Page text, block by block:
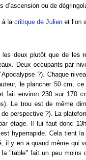
ou de
à lacritique de Julien et l’on
les deux plutôt que de
Deux occupants par
?). Chaque
le plancher 50 cm,
fait environ 230 sur 170
Le trou est de même
de perspective ?). La
étage. Il lui faut donc
hyperrapide. Cela tient
il y en a quand même qui
la "table" fait un peu